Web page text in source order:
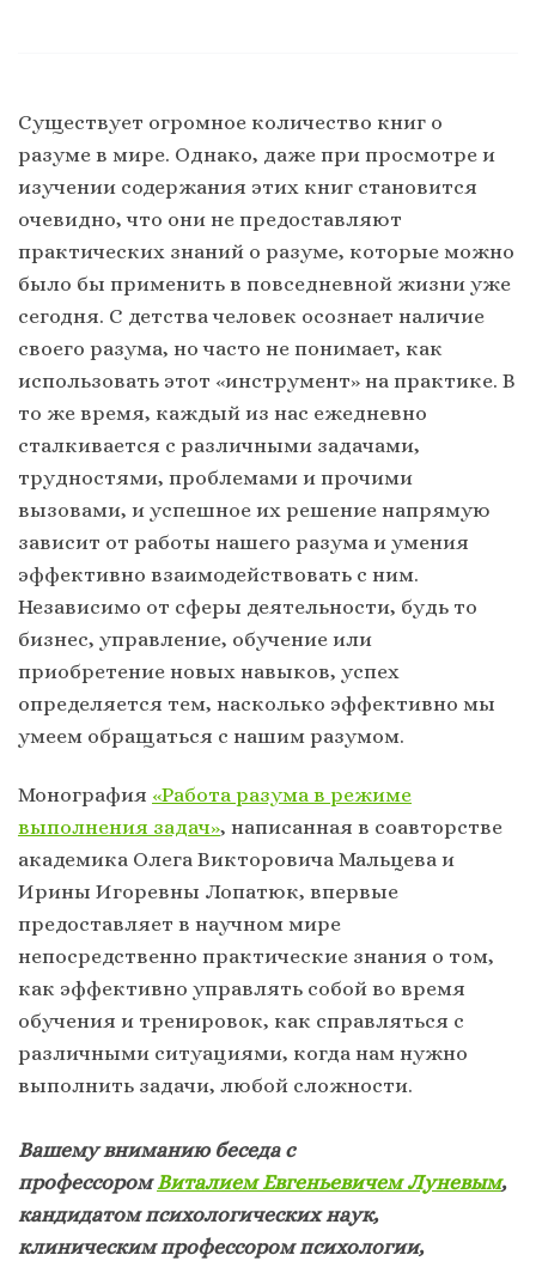
Существует огромное количество книг о
разуме в мире. Однако, даже при просмотре и
изучении содержания этих книг становится
очевидно, что они не предоставляют
практических знаний о разуме, которые можно
было бы применить в повседневной жизни уже
сегодня. С детства человек осознает наличие
своего разума, но часто не понимает, как
использовать этот «инструмент» на практике. В
то же время, каждый из нас ежедневно
сталкивается с различными задачами,
трудностями, проблемами и прочими
вызовами, и успешное их решение напрямую
зависит от работы нашего разума и умения
эффективно взаимодействовать с ним.
Независимо от сферы деятельности, будь то
бизнес, управление, обучение или
приобретение новых навыков, успех
определяется тем, насколько эффективно мы
умеем обращаться с нашим разумом.
Монография «Работа разума в режиме
выполнения задач», написанная в соавторстве
академика Олега Викторовича Мальцева и
Ирины Игоревны Лопатюк, впервые
предоставляет в научном мире
непосредственно практические знания о том,
как эффективно управлять собой во время
обучения и тренировок, как справляться с
различными ситуациями, когда нам нужно
выполнить задачи, любой сложности.
Вашему вниманию беседа с
профессоромВиталием Евгеньевичем Луневым,
кандидатом психологических наук,
клиническим профессором психологии,